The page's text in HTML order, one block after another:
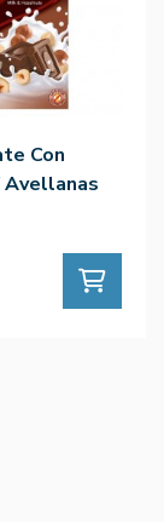
Con
Avellanas
75g -